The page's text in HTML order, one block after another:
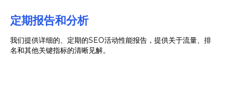
定期报告和分析
我们提供详细的、定期的SEO活动性能报告，提供关于流量、排
名和其他关键指标的清晰见解。